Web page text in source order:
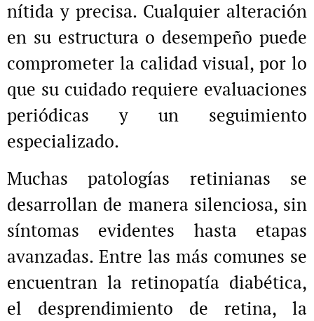
nítida y precisa. Cualquier alteración
en su estructura o desempeño puede
comprometer la calidad visual, por lo
que su cuidado requiere evaluaciones
periódicas y un seguimiento
especializado.
Muchas patologías retinianas se
desarrollan de manera silenciosa, sin
síntomas evidentes hasta etapas
avanzadas. Entre las más comunes se
encuentran la retinopatía diabética,
el desprendimiento de retina, la